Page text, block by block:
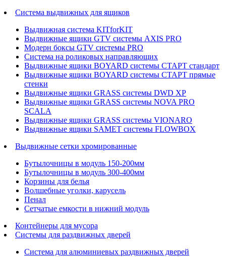
Система выдвижных для ящиков
Выдвижная система KITforKIT
Выдвижные ящики GTV системы AXIS PRO
Модерн боксы GTV системы PRO
Система на роликовых направляющих
Выдвижные ящики BOYARD системы СТАРТ стандарт
Выдвижные ящики BOYARD системы СТАРТ прямые
стенки
Выдвижные ящики GRASS системы DWD XP
Выдвижные ящики GRASS системы NOVA PRO
SCALA
Выдвижные ящики GRASS системы VIONARO
Выдвижные ящики SAMET системы FLOWBOX
Выдвижные сетки хромированные
Бутылочницы в модуль 150-200мм
Бутылочницы в модуль 300-400мм
Корзины для белья
Волшебные уголки, карусель
Пенал
Cетчатые емкости в нижний модуль
Контейнеры для мусора
Системы для раздвижных дверей
Система для алюминиевых раздвижных дверей